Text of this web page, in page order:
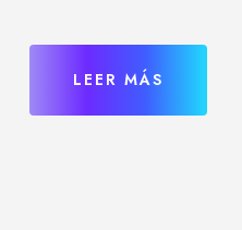
LEER MÁS